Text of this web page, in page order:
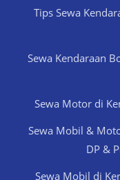
Tips Sewa
Sewa Kendaraan
Sewa Motor di
Sewa Mobil &
DP &
Sewa Mobil di